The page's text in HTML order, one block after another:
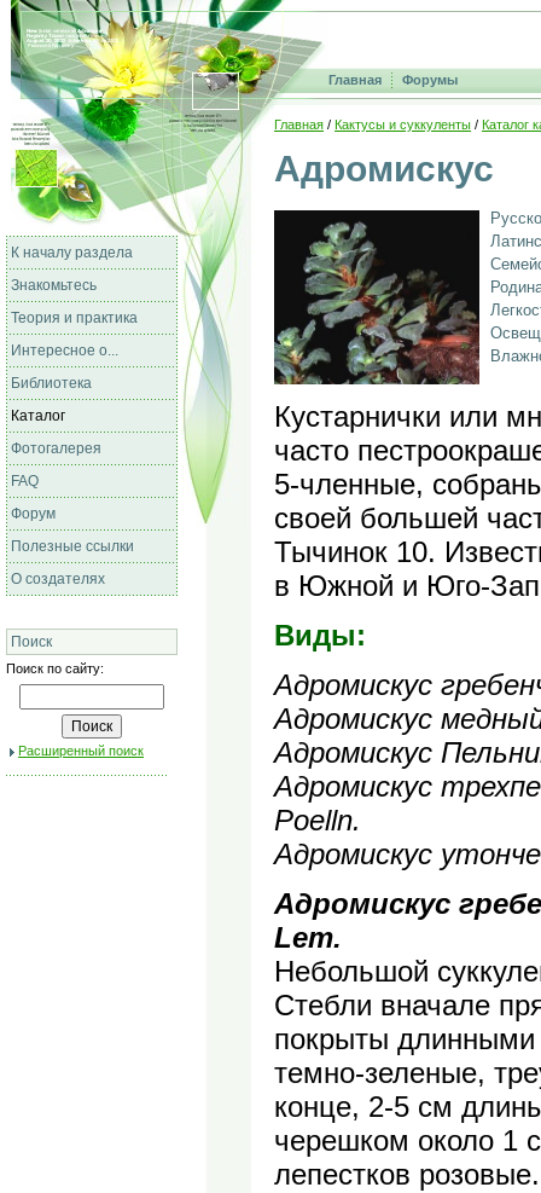
Главная Форумы
К началу раздела
Знакомьтесь
Теория и практика
Интересное о...
Библиотека
Каталог
Фотогалерея
FAQ
Форум
Полезные ссылки
О создателях
Поиск
Поиск по сайту:
Расширенный поиск
Главная / Кактусы и суккуленты / Каталог
Адромискус
Кустарнички или
часто
5-членные,
своей большей
Тычинок 10.
в Южной и Юго-
Виды:
Адромискус
Адромискус
Адромискус
Адромискус
Poelln.
Адромискус
Адромискус
Lem.
Небольшой
Стебли вначале
покрыты
темно-зеленые,
конце, 2-5 см
черешком около 1
лепестков